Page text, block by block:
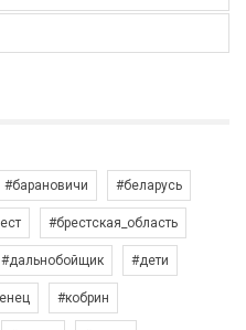
#барановичи #беларусь
#брестская_область
#дальнобойщик #дети
#кобрин